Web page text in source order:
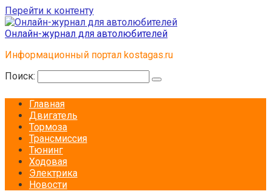
Перейти к контенту
Онлайн-журнал для автолюбителей
Информационный портал kostagas.ru
Поиск:
Главная
Двигатель
Тормоза
Трансмиссия
Тюнинг
Ходовая
Электрика
Новости